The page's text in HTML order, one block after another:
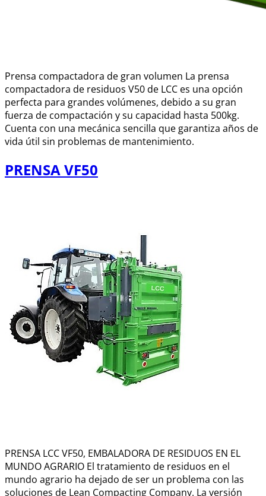
Prensa compactadora de gran volumen La prensa
compactadora de residuos V50 de LCC es una opción
perfecta para grandes volúmenes, debido a su gran
fuerza de compactación y su capacidad hasta 500kg.
Cuenta con una mecánica sencilla que garantiza años de
vida útil sin problemas de mantenimiento.
PRENSA VF50
PRENSA LCC VF50, EMBALADORA DE RESIDUOS EN EL
MUNDO AGRARIO El tratamiento de residuos en el
mundo agrario ha dejado de ser un problema con las
soluciones de Lean Compacting Company. La versión